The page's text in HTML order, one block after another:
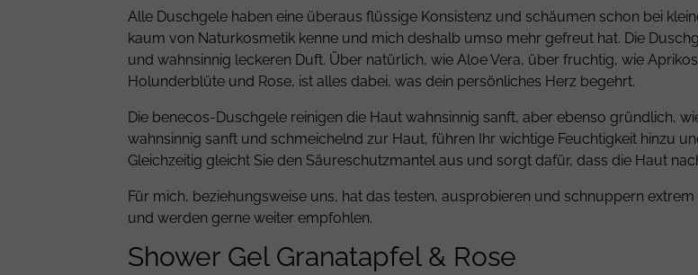
Alle Duschgele haben eine überaus flüssige Konsistenz und schäumen schon bei
kaum von Naturkosmetik kenne und mich deshalb umso mehr gefreut hat. Die
und wahnsinnig leckeren Duft. Über natürlich, wie Aloe Vera, über fruchtig, wie
Holunderblüte und Rose, ist alles dabei, was dein persönliches Herz begehrt.
Die benecos-Duschgele reinigen die Haut wahnsinnig sanft, aber ebenso gründlich,
wahnsinnig sanft und schmeichelnd zur Haut, führen Ihr wichtige Feuchtigkeit hinzu
Gleichzeitig gleicht Sie den Säureschutzmantel aus und sorgt dafür, dass die Haut
Für mich, beziehungsweise uns, hat das testen, ausprobieren und schnuppern
und werden gerne weiter empfohlen.
Shower Gel Granatapfel & Rose